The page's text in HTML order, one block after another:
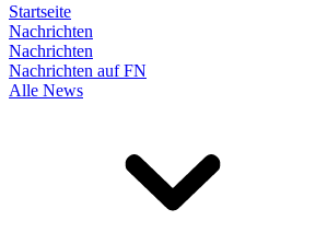
Startseite
Nachrichten
Nachrichten
Nachrichten auf FN
Alle News